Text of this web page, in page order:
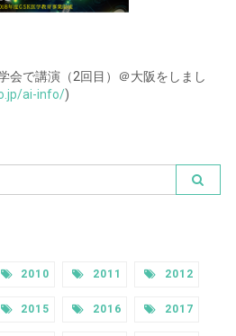
会で講演（2回目）＠大阪をしまし
ai-info/)
2010 2011 2012
2015 2016 2017